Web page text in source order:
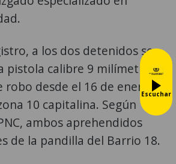
a los dos detenidos se
pistola calibre 9 milímetros
desde el 16 de enero
10 capitalina. Según
ambos aprehendidos
de la pandilla del Barrio 18.
Escuchar